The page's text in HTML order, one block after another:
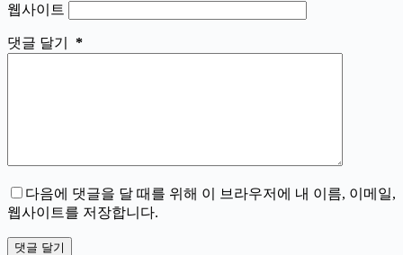
웹사이트
댓글 달기 *
다음에 댓글을 달 때를 위해 이 브라우저에 내 이름, 이메일,
웹사이트를 저장합니다.
댓글 달기